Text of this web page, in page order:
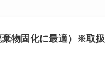
棄物固化に最適）※取扱